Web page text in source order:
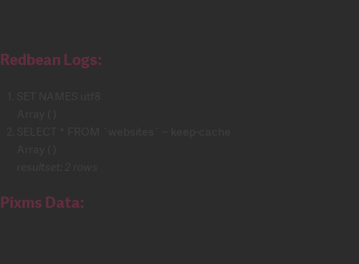
Redbean Logs:
Pixms Data: